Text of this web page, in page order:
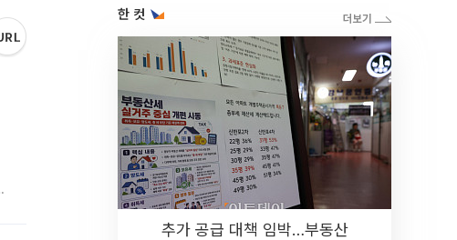
한 컷
추가 공급 대책 임박…부동산